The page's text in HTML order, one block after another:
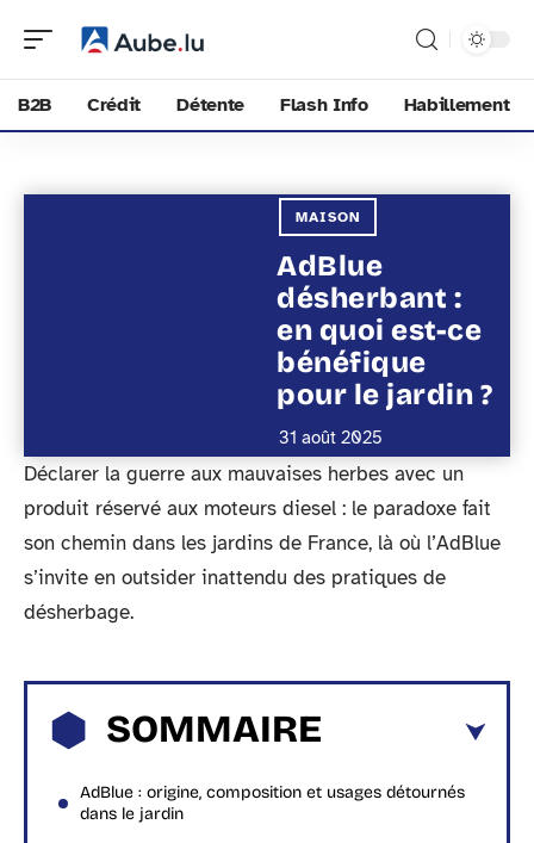
B2B Crédit Détente Flash Info Habillement
MAISON
AdBlue
désherbant :
en quoi est-ce
bénéfique
pour le jardin ?
31 août 2025
Déclarer la guerre aux mauvaises herbes avec un
produit réservé aux moteurs diesel : le paradoxe fait
son chemin dans les jardins de France, là où l’AdBlue
s’invite en outsider inattendu des pratiques de
désherbage.
SOMMAIRE
AdBlue : origine, composition et usages détournés
dans le jardin